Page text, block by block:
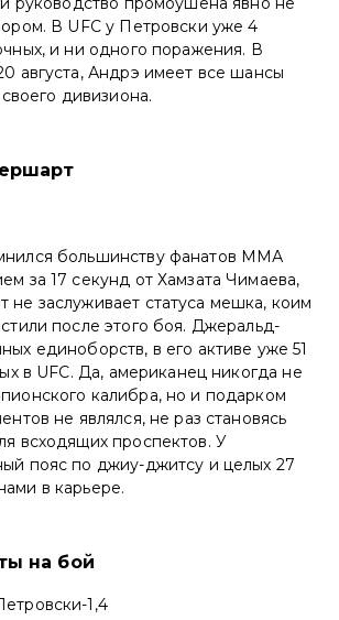
В UFC у Петровски уже 4
и ни одного поражения. В
августа, Андрэ имеет все шансы
дивизиона.
большинству фанатов ММА
за 17 секунд от Хамзата Чимаева,
заслуживает статуса мешка, коим
после этого боя. Джеральд-
единоборств, в его активе уже 51
в UFC. Да, американец никогда не
калибра, но и подарком
не являлся, не раз становясь
всходящих проспектов. У
пояс по джиу-джитсу и целых 27
в карьере.
на бой
1,4